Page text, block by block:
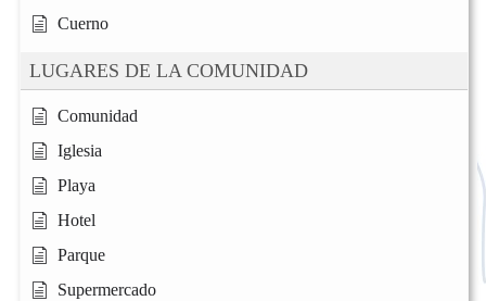
Cuerno
LUGARES DE LA COMUNIDAD
Comunidad
Iglesia
Playa
Hotel
Parque
Supermercado